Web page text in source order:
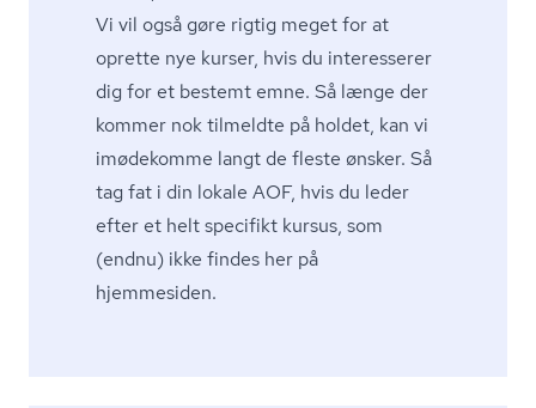
Vi vil også gøre rigtig meget for at
oprette nye kurser, hvis du interesserer
dig for et bestemt emne. Så længe der
kommer nok tilmeldte på holdet, kan vi
imødekomme langt de fleste ønsker. Så
tag fat i din lokale AOF, hvis du leder
efter et helt specifikt kursus, som
(endnu) ikke findes her på
hjemmesiden.